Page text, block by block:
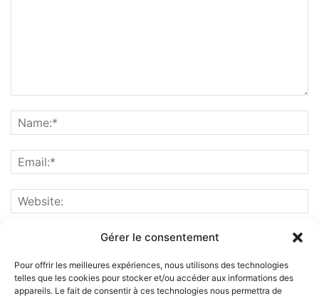
Gérer le consentement
Pour offrir les meilleures expériences, nous utilisons des technologies
telles que les cookies pour stocker et/ou accéder aux informations des
appareils. Le fait de consentir à ces technologies nous permettra de